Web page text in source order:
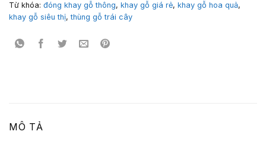
Từ khóa: đóng khay gỗ thông, khay gỗ giá rẻ, khay gỗ hoa quả,
khay gỗ siêu thị,thùng gỗ trái cây
MÔ TẢ